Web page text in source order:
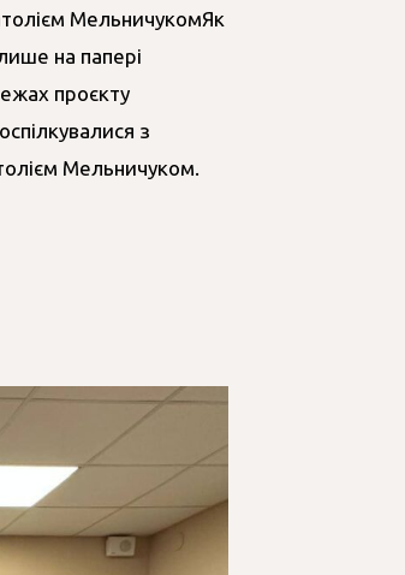
МельничукомЯк
на папері
проєкту
з
Мельничуком.